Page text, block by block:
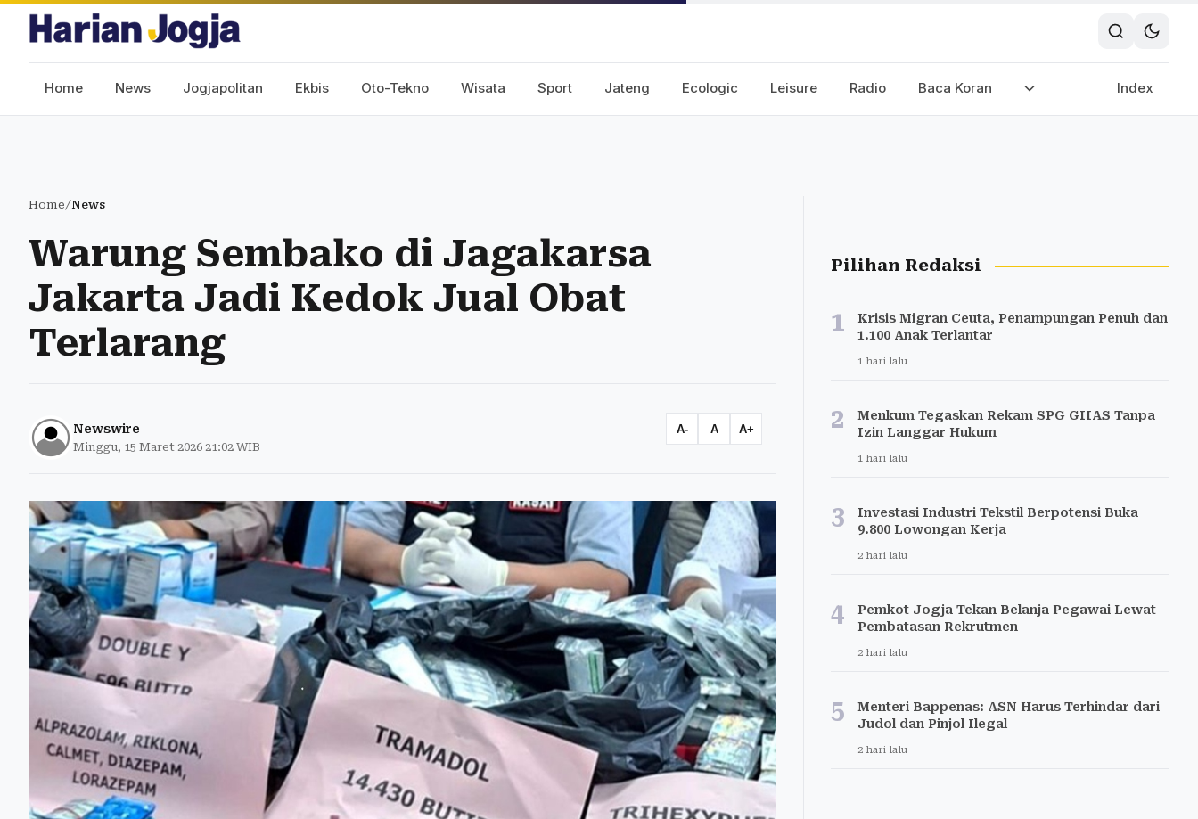
Home News Jogjapolitan Ekbis Oto-Tekno Wisata Sport Jateng Ecologic Leisure Radio Baca Koran Index
Home/News
Warung Sembako di Jagakarsa
Jakarta Jadi Kedok Jual Obat
Terlarang
Newswire
Minggu, 15 Maret 2026 21:02 WIB
A- A A+
Pilihan Redaksi
1
Krisis Migran Ceuta, Penampungan Penuh dan
1.100 Anak Terlantar
1 hari lalu
2
Menkum Tegaskan Rekam SPG GIIAS Tanpa
Izin Langgar Hukum
1 hari lalu
3
Investasi Industri Tekstil Berpotensi Buka
9.800 Lowongan Kerja
2 hari lalu
4
Pemkot Jogja Tekan Belanja Pegawai Lewat
Pembatasan Rekrutmen
2 hari lalu
5
Menteri Bappenas: ASN Harus Terhindar dari
Judol dan Pinjol Ilegal
2 hari lalu